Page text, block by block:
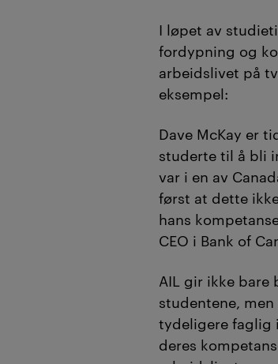
I løpet av
fordypning og
arbeidslivet på
eksempel:
Dave McKay er
studerte til å bli
var i en av
først at dette
hans
CEO i Bank of
AIL gir ikke bare
studentene,
tydeligere faglig
deres